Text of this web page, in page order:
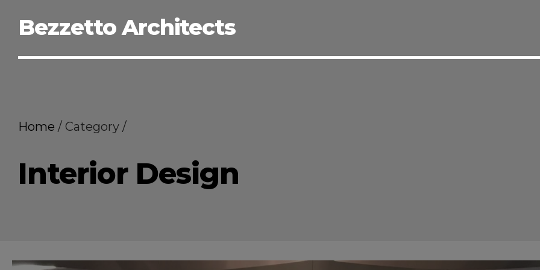
Bezzetto Architects
Home Category
Interior Design